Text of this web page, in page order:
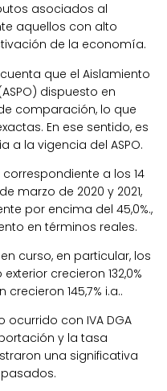
asociados al
aquellos con alto
de la economía.
que el Aislamiento
dispuesto en
comparación, lo que
En ese sentido, es
a la vigencia del ASPO.
a los 14
marzo de 2020 y 2021,
por encima del 45,0%.,
en términos reales.
curso, en particular, los
crecieron 132,0%
145,7% i.a..
con IVA DGA
y la tasa
una significativa